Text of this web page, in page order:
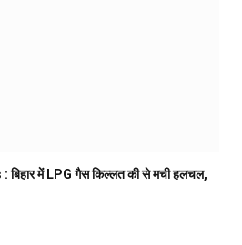
में LPG गैस किल्लत की से मची हलचल,